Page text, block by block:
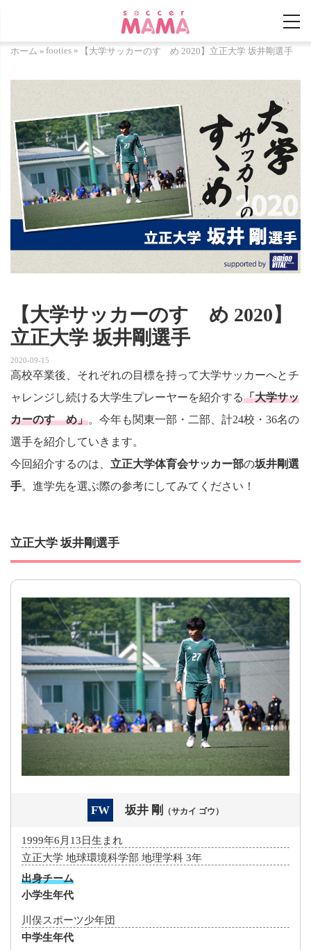
ホーム » footies » 【大学サッカーのすゝめ 2020】立正大学 坂井剛選手
【大学サッカーのすゝめ 2020】
立正大学 坂井剛選手
2020-09-15
高校卒業後、それぞれの目標を持って大学サッカーへとチ
ャレンジし続ける大学生プレーヤーを紹介する「大学サッ
カーのすゝめ」。今年も関東一部・二部、計24校・36名の
選手を紹介していきます。
今回紹介するのは、 立正大学体育会サッカー部の坂井剛選
手。進学先を選ぶ際の参考にしてみてください！
立正大学 坂井剛選手
FW 坂井 剛 （サカイ ゴウ）
1999年6月13日生まれ
立正大学 地球環境科学部 地理学科 3年
出身チーム
小学生年代
川俣スポーツ少年団
中学生年代